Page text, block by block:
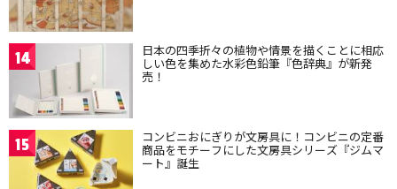
14 日本の四季折々の植物や情景を描くことに相応
しい色を集めた水彩色鉛筆『色辞典』が新発
売！
15 コンビニおにぎりが文房具に！コンビニの定番
商品をモチーフにした文房具シリーズ『ジムマ
ート』誕生